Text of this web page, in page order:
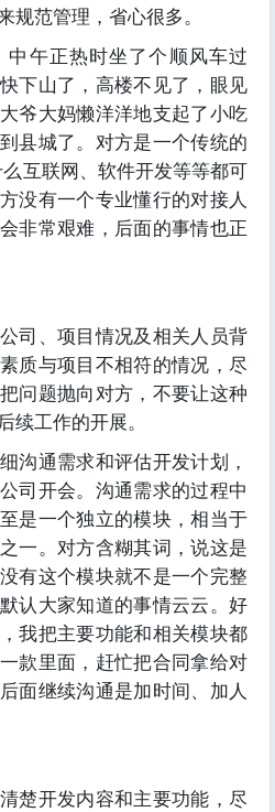
规范管理，省心很多。
午正热时坐了个顺风车过
下山了，高楼不见了，眼见
爷大妈懒洋洋地支起了小吃
县城了。对方是一个传统的
互联网、软件开发等等都可
没有一个专业懂行的对接人
非常艰难，后面的事情也正
司、项目情况及相关人员背
质与项目不相符的情况，尽
问题抛向对方，不要让这种
续工作的开展。
沟通需求和评估开发计划，
司开会。沟通需求的过程中
是一个独立的模块，相当于
一。对方含糊其词，说这是
有这个模块就不是一个完整
认大家知道的事情云云。好
我把主要功能和相关模块都
款里面，赶忙把合同拿给对
面继续沟通是加时间、加人
楚开发内容和主要功能，尽